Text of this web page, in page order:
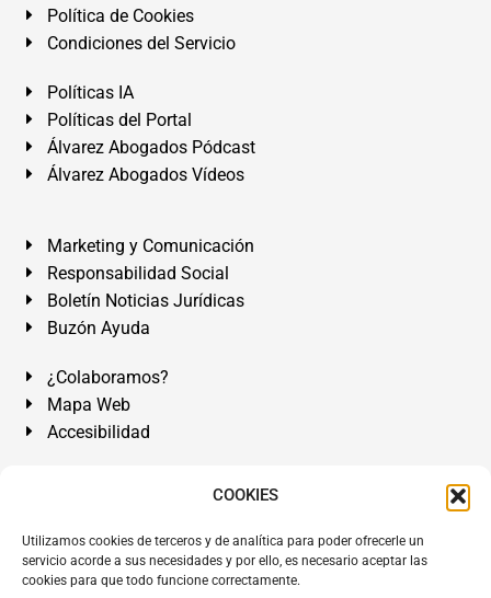
COOKIES
Utilizamos cookies de terceros y de analítica para poder ofrecerle un
servicio acorde a sus necesidades y por ello, es necesario aceptar las
cookies para que todo funcione correctamente.
Política de Cookies
Condiciones del Servicio
Políticas IA
Políticas del Portal
Álvarez Abogados Pódcast
Álvarez Abogados Vídeos
Marketing y Comunicación
Responsabilidad Social
Boletín Noticias Jurídicas
Buzón Ayuda
¿Colaboramos?
Mapa Web
Accesibilidad
Álvarez Abogados Tenerife:Calle Teobaldo Power Nº 7,
de Tenerife. Islas Canarias.
Somos Abogados especialistas del Derecho desde 1954.